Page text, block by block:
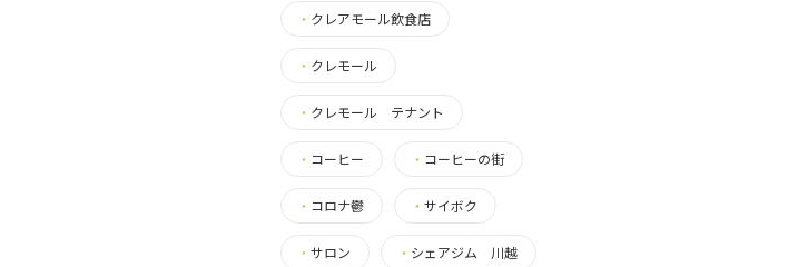
・ クレアモール飲食店
・ クレモール
・ クレモール テナント
・ コーヒー ・ コーヒーの街
・ コロナ鬱 ・ サイボク
・ サロン ・ シェアジム 川越